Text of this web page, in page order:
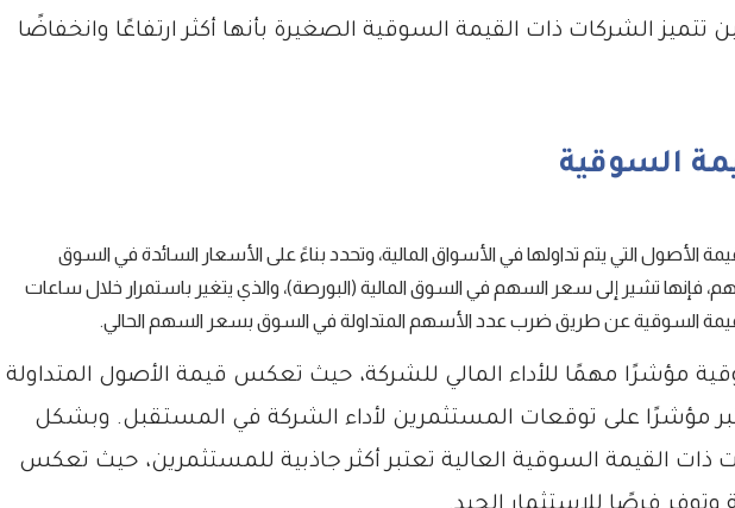
تتميز الشركات ذات القيمة السوقية الصغيرة بأنها أكثر ارتفاعًا وانخفاضًا
السوقية
الأصول التي يتم تداولها في الأسواق المالية، وتحدد بناءً على الأسعار السائدة في السوق
فإنها تشير إلى سعر السهم في السوق المالية (البورصة)، والذي يتغير باستمرار خلال ساعات
السوقية عن طريق ضرب عدد الأسهم المتداولة في السوق بسعر السهم الحالي.
مؤشرًا مهمًا للأداء المالي للشركة، حيث تعكس قيمة الأصول المتداولة
مؤشرًا على توقعات المستثمرين لأداء الشركة في المستقبل. وبشكل
ذات القيمة السوقية العالية تعتبر أكثر جاذبية للمستثمرين، حيث تعكس